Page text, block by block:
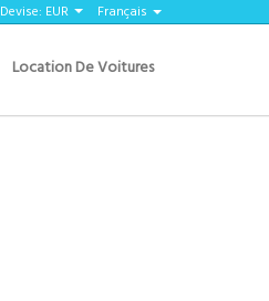
Français
Devise: EUR
Location De Voitures